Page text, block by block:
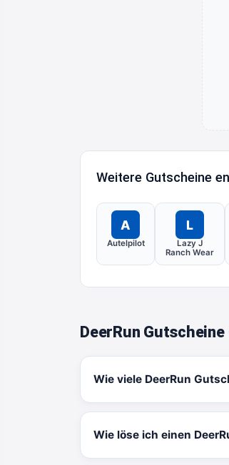
Weitere Gutscheine
A
Autelpilot
L
Lazy J
Ranch Wear
DeerRun
Wie viele DeerRun
Wie löse ich einen